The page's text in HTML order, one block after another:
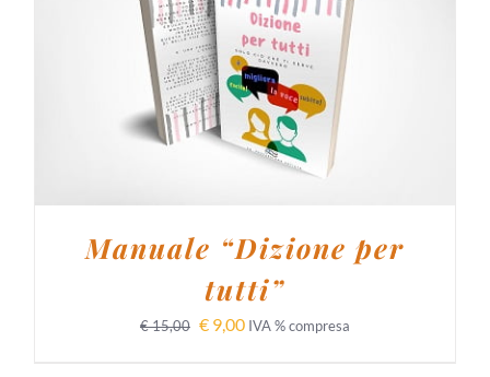
AGGIUNGI AL CARRELLO / DETTAGLI
Manuale “Dizione per
tutti”
€15,00 € 9,00 IVA % compresa